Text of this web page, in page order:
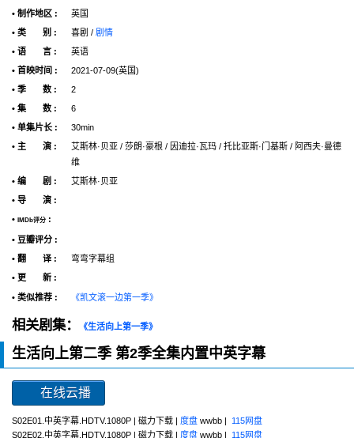
• 制作地区 :
英国
• 类 别 :
喜剧 / 剧情
• 语 言 :
英语
• 首映时间 :
2021-07-09(英国)
• 季 数 :
2
• 集 数 :
6
• 单集片长 :
30min
• 主 演 :
艾斯林·贝亚 / 莎朗·豪根 / 因迪拉·瓦玛 / 托比亚斯·门基斯 / 阿西夫·曼德
维
• 编 剧 :
艾斯林·贝亚
• 导 演 :
•
IMDb评分 :
• 豆瓣评分 :
• 翻 译 :
弯弯字幕组
• 更 新 :
• 类似推荐 : 《凯文滚一边第一季》
相关剧集： 《生活向上第一季》
生活向上第二季 第2季全集内置中英字幕
在线云播
S02E01.中英字幕.HDTV.1080P | 磁力下载 | 度盘 wwbb | 115网盘
S02E02.中英字幕.HDTV.1080P | 磁力下载 | 度盘 wwbb | 115网盘